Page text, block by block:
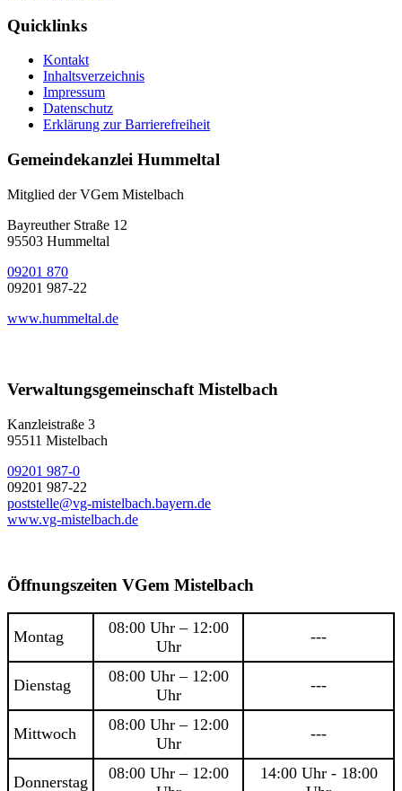
Quicklinks
Kontakt
Inhaltsverzeichnis
Impressum
Datenschutz
Erklärung zur Barrierefreiheit
Gemeindekanzlei Hummeltal
Mitglied der VGem Mistelbach
Bayreuther Straße 12
95503 Hummeltal
09201 870
09201 987-22
www.hummeltal.de
Verwaltungsgemeinschaft Mistelbach
Kanzleistraße 3
95511 Mistelbach
09201 987-0
09201 987-22
poststelle@vg-mistelbach.bayern.de
www.vg-mistelbach.de
Öffnungszeiten VGem Mistelbach
Montag
08:00 Uhr – 12:00
Uhr
---
Dienstag
08:00 Uhr – 12:00
Uhr
---
Mittwoch
08:00 Uhr – 12:00
Uhr
---
Donnerstag
08:00 Uhr – 12:00
14:00 Uhr - 18:00